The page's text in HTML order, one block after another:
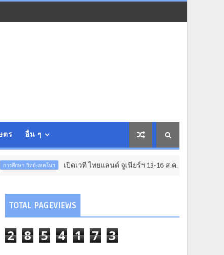
ตร อื่น ๆ
ฯ เปิดเวที ไทยแลนด์ จูเนียร์ฯ 13-16 ส.ค.นี้ อัลไพน์ เชียงใหม่
TOTAL PAGEVIEWS
2 8 5 4 1 7 3